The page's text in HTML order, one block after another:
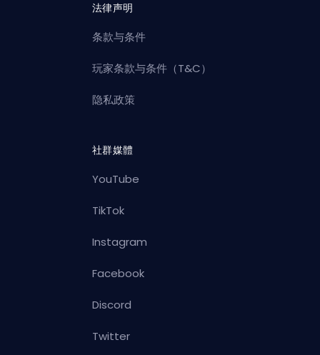
法律声明
条款与条件
玩家条款与条件（T&C）
隐私政策
社群媒體
YouTube
TikTok
Instagram
Facebook
Discord
Twitter